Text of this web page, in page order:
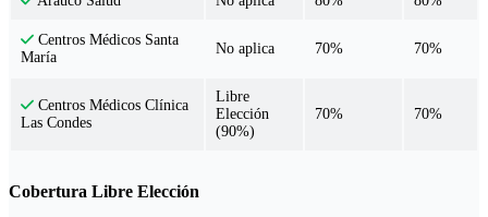
Centros Médicos Santa
María
No aplica 70% 70%
Centros Médicos Clínica
Las Condes
Libre
Elección
(90%)
70% 70%
Cobertura Libre Elección